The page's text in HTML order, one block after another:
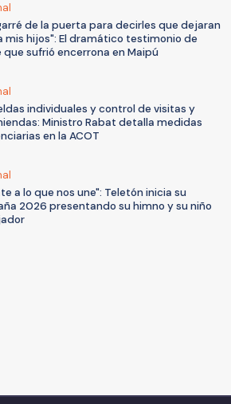
de la puerta para decirles que dejaran
mis hijos": El dramático testimonio de
que sufrió encerrona en Maipú
individuales y control de visitas y
Ministro Rabat detalla medidas
en la ACOT
a lo que nos une": Teletón inicia su
2026 presentando su himno y su niño